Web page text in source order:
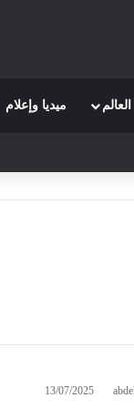
ميديا وإعلام
13/07/2025